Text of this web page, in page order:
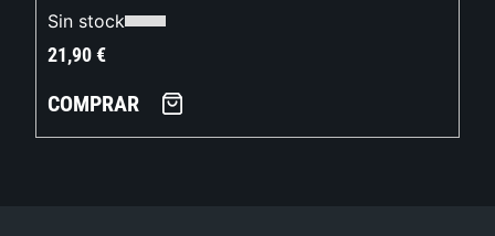
Sin stock
21,90€
COMPRAR